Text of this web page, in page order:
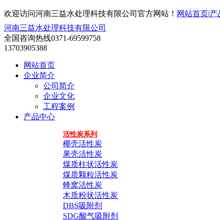
欢迎访问河南三益水处理科技有限公司官方网站！ 网站首页|产
河南三益水处理科技有限公司
全国咨询热线0371-69599758
13703905388
网站首页
企业简介
公司简介
企业文化
工程案例
产品中心
活性炭系列
椰壳活性炭
果壳活性炭
煤质柱状活性炭
煤质颗粒活性炭
蜂窝活性炭
木质粉状活性炭
DBS吸附剂
SDG酸气吸附剂